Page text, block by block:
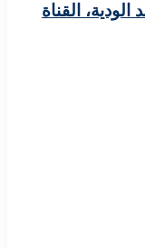
القناة